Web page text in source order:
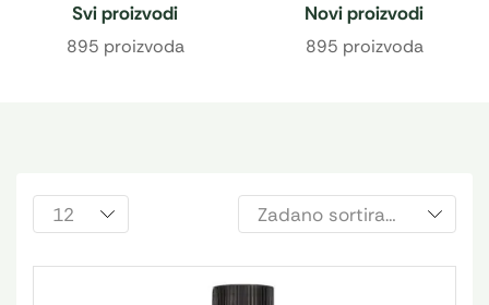
Svi proizvodi
895 proizvoda
Novi proizvodi
895 proizvoda